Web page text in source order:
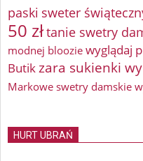
paski sweter
50 złtanie swetry
modnej bloozie wyglądaj
Butikzara sukienki
Markowe swetry damskie
HURT UBRAŃ